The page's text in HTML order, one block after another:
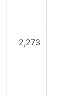
2,273